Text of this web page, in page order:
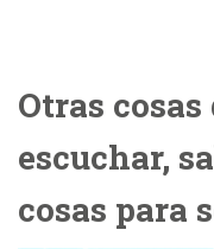
Otras
escuchar,
cosas para